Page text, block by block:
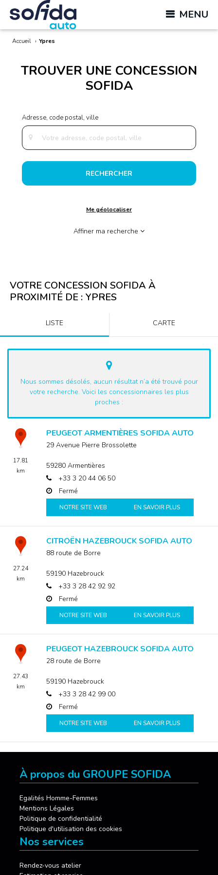
MENU
Accueil › Ypres
TROUVER UNE CONCESSION
SOFIDA
RECHERCHER
Affiner ma recherche
VOTRE CONCESSION SOFIDA À
PROXIMITÉ DE : YPRES
LISTE CARTE
Nous sommes désolés, aucun résultat n’a été trouvé pour
votre recherche. Voici les concessionnaires les plus
proches :
17.81
km
PEUGEOT ARMENTIÈRES SOFIDA AUTO
29 Avenue Pierre Brossolette
59280 Armentières
+33 3 20 44 06 50
Fermé
EN SAVOIR PLUS
NOTRE SITE WEB
27.24
km
CITROËN HAZEBROUCK SOFIDA AUTO
88 route de Borre
59190 Hazebrouck
+33 3 28 42 92 92
Fermé
EN SAVOIR PLUS
NOTRE SITE WEB
27.43
km
PEUGEOT HAZEBROUCK SOFIDA AUTO
28 route de Borre
59190 Hazebrouck
+33 3 28 42 99 00
Fermé
EN SAVOIR PLUS
NOTRE SITE WEB
À propos du GROUPE SOFIDA
Egalités Homme-Femmes
Mentions Légales
Politique de confidentialité
Politique d'utilisation des cookies
Nos services
Rendez-vous atelier